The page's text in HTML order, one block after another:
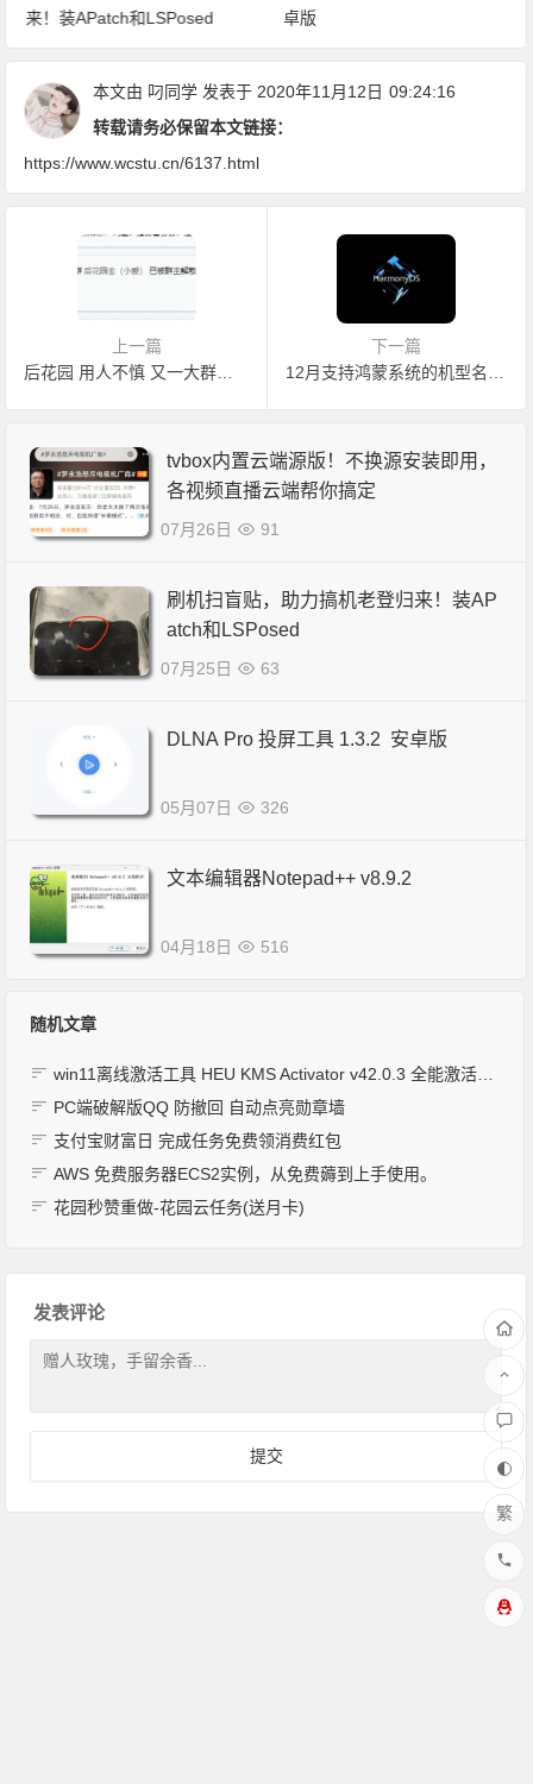
来！装APatch和LSPosed
卓版
本文由 叼同学 发表于 2020年11月12日 09:24:16
转载请务必保留本文链接：
https://www.wcstu.cn/6137.html
上一篇
下一篇
tvbox内置云端源版！不换源安装即用，
各视频直播云端帮你搞定
07月26日 91
刷机扫盲贴，助力搞机老登归来！装AP
atch和LSPosed
07月25日 63
DLNA Pro 投屏工具 1.3.2 安卓版
05月07日 326
文本编辑器Notepad++ v8.9.2
04月18日 516
随机文章
win11离线激活工具 HEU KMS Activator v42.0.3 全能激活神器支持win10 7 8
PC端破解版QQ 防撤回 自动点亮勋章墙
支付宝财富日 完成任务免费领消费红包
AWS 免费服务器ECS2实例，从免费薅到上手使用。
花园秒赞重做-花园云任务(送月卡)
发表评论
繁